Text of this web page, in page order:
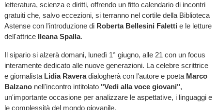
letteratura, scienza e diritti, offrendo un fitto calendario di incontri
gratuiti che, salvo eccezioni, si terranno nel cortile della Biblioteca
Astense con l'introduzione di Roberta Bellesini Faletti e le letture
dell'attrice Ileana Spalla.
Il sipario si alzerà domani, lunedì 1° giugno, alle 21 con un focus
interamente dedicato alle nuove generazioni. La celebre scrittrice
e giornalista Lidia Raveradialogherà con l'autore e poeta Marco
Balzanonell'incontro intitolato "Vedi alla voce giovani",
un'importante occasione per analizzare le aspettative, i linguaggi e
le complessità del mondo giovanile.